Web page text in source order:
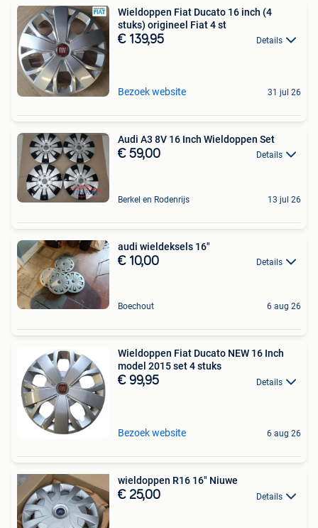
Wieldoppen Fiat Ducato 16 inch (4
stuks) origineel Fiat 4 st
€ 139,95 Details
Bezoek website 31 jul 26
Audi A3 8V 16 Inch Wieldoppen Set
€ 59,00 Details
Berkel en Rodenrijs 13 jul 26
audi wieldeksels 16"
€ 10,00 Details
Boechout 6 aug 26
Wieldoppen Fiat Ducato NEW 16 Inch
model 2015 set 4 stuks
€ 99,95 Details
Bezoek website 6 aug 26
wieldoppen R16 16" Niuwe
€ 25,00 Details